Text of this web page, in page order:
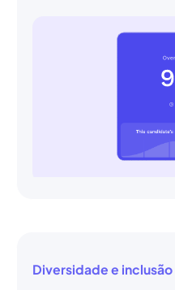
Diversidade e inclusão